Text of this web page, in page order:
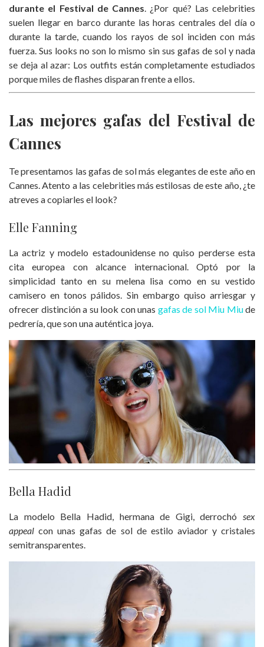
durante el Festival de Cannes. ¿Por qué? Las celebrities
suelen llegar en barco durante las horas centrales del día o
durante la tarde, cuando los rayos de sol inciden con más
fuerza. Sus looks no son lo mismo sin sus gafas de sol y nada
se deja al azar: Los outfits están completamente estudiados
porque miles de flashes disparan frente a ellos.
Las mejores gafas del Festival de
Cannes
Te presentamos las gafas de sol más elegantes de este año en
Cannes. Atento a las celebrities más estilosas de este año, ¿te
atreves a copiarles el look?
Elle Fanning
La actriz y modelo estadounidense no quiso perderse esta
cita europea con alcance internacional. Optó por la
simplicidad tanto en su melena lisa como en su vestido
camisero en tonos pálidos. Sin embargo quiso arriesgar y
ofrecer distinción a su look con unas gafas de sol Miu Miude
pedrería, que son una auténtica joya.
Bella Hadid
La modelo Bella Hadid, hermana de Gigi, derrochó sex
appealcon unas gafas de sol de estilo aviador y cristales
semitransparentes.